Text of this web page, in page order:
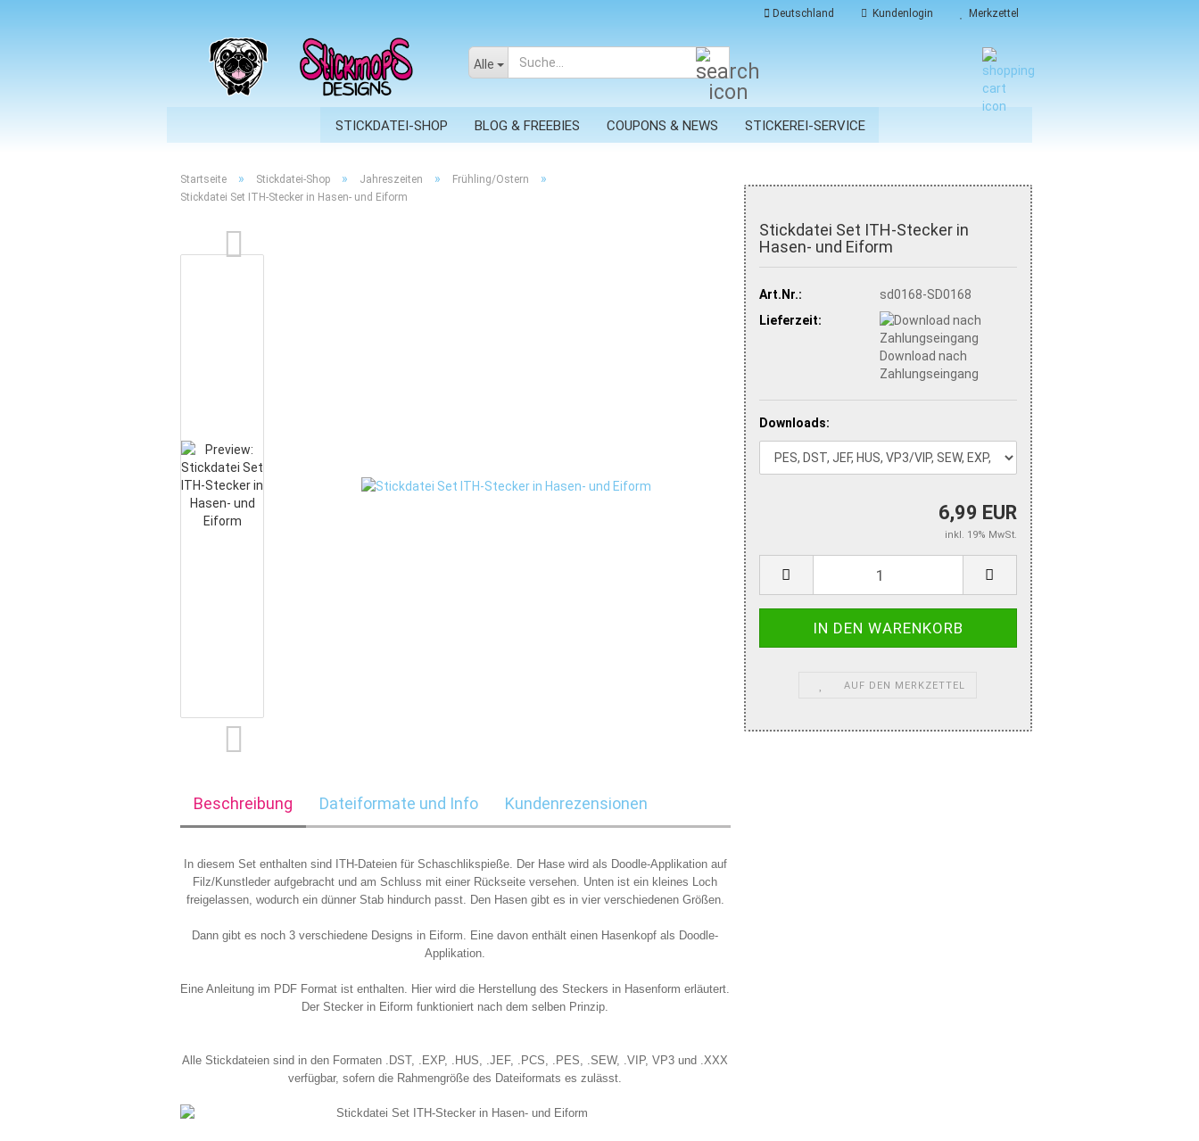
Deutschland Kundenlogin Merkzettel
Alle
STICKDATEI-SHOP BLOG & FREEBIES COUPONS & NEWS STICKEREI-SERVICE
Startseite » Stickdatei-Shop » Jahreszeiten » Frühling/Ostern »
Stickdatei Set ITH-Stecker in Hasen- und Eiform
Stickdatei Set ITH-Stecker in
Hasen- und Eiform
Art.Nr.:
sd0168-SD0168
Lieferzeit:
Download nach
Zahlungseingang
Downloads:
6,99 EUR
inkl. 19% MwSt.
AUF DEN MERKZETTEL
Beschreibung Dateiformate und Info Kundenrezensionen
In diesem Set enthalten sind ITH-Dateien für Schaschlikspieße. Der Hase wird als Doodle-Applikation auf
Filz/Kunstleder aufgebracht und am Schluss mit einer Rückseite versehen. Unten ist ein kleines Loch
freigelassen, wodurch ein dünner Stab hindurch passt. Den Hasen gibt es in vier verschiedenen Größen.
Dann gibt es noch 3 verschiedene Designs in Eiform. Eine davon enthält einen Hasenkopf als Doodle-
Applikation.
Eine Anleitung im PDF Format ist enthalten. Hier wird die Herstellung des Steckers in Hasenform erläutert.
Der Stecker in Eiform funktioniert nach dem selben Prinzip.
Alle Stickdateien sind in den Formaten .DST, .EXP, .HUS, .JEF, .PCS, .PES, .SEW, .VIP, VP3 und .XXX
verfügbar, sofern die Rahmengröße des Dateiformats es zulässt.